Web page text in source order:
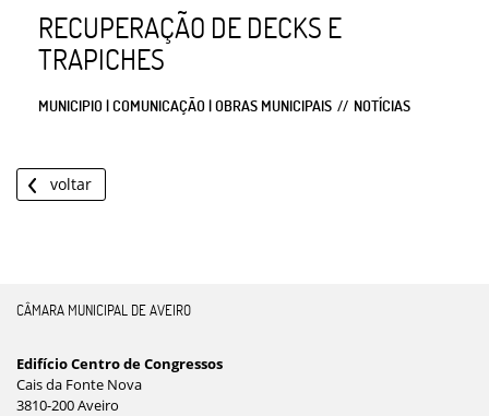
RECUPERAÇÃO DE DECKS E
TRAPICHES
MUNICIPIO | COMUNICAÇÃO | OBRAS MUNICIPAIS NOTÍCIAS
voltar
CÂMARA MUNICIPAL DE AVEIRO
Edifício Centro de Congressos
Cais da Fonte Nova
3810-200 Aveiro